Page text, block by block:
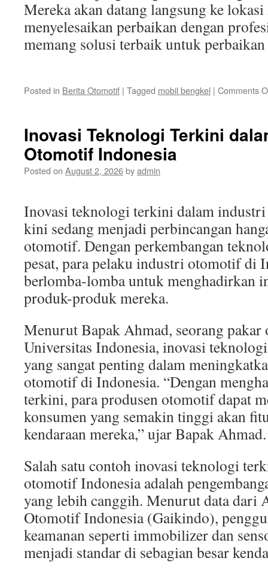
Mereka akan datang langsung ke
menyelesaikan perbaikan dengan
memang solusi terbaik untuk
Posted in Berita Otomotif | Tagged mobil bengkel | Comments
Inovasi Teknologi Terkini
Otomotif Indonesia
Posted on August 2, 2026byadmin
Inovasi teknologi terkini dalam
kini sedang menjadi perbincangan
otomotif. Dengan perkembangan
pesat, para pelaku industri otomotif di
berlomba-lomba untuk menghadirkan
produk-produk mereka.
Menurut Bapak Ahmad, seorang
Universitas Indonesia, inovasi
yang sangat penting dalam
otomotif di Indonesia. “Dengan
terkini, para produsen otomotif dapat
konsumen yang semakin tinggi akan
kendaraan mereka,” ujar Bapak Ahmad.
Salah satu contoh inovasi teknologi
otomotif Indonesia adalah
yang lebih canggih. Menurut data dari
Otomotif Indonesia (Gaikindo),
keamanan seperti immobilizer dan
menjadi standar di sebagian besar